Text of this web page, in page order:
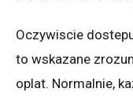
Oczywiscie
to wskazane
oplat. Normalnie,